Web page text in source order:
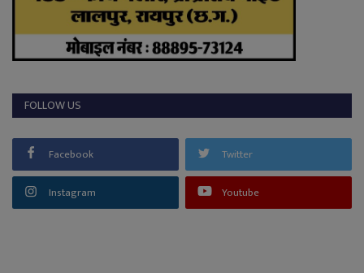
FOLLOW US
Facebook Twitter
Instagram Youtube